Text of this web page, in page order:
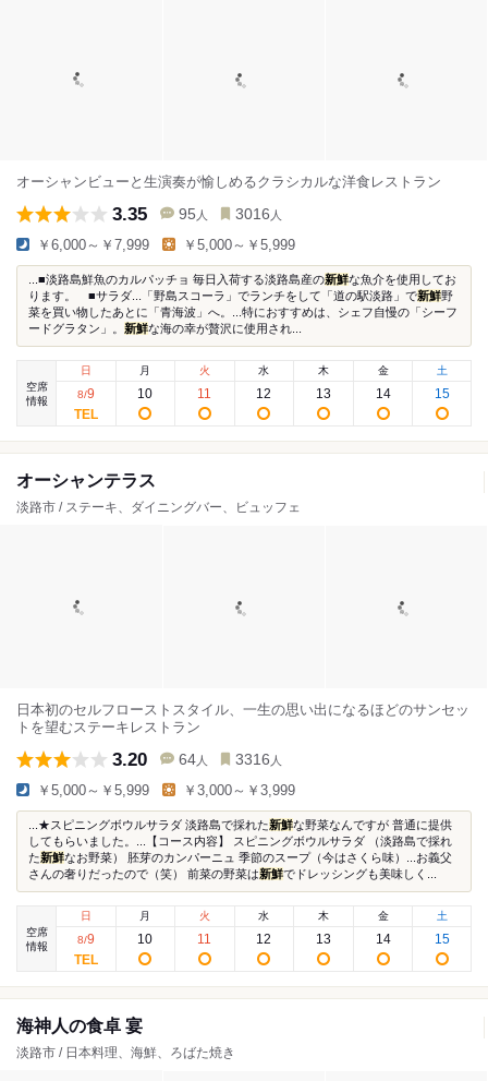
オーシャンビューと生演奏が愉しめるクラシカルな洋食レストラン
3.35 95 人 3016 人
￥6,000～￥7,999 ￥5,000～￥5,999
...■淡路島鮮魚のカルパッチョ 毎日入荷する淡路島産の新鮮な魚介を使用してお
ります。 ■サラダ...「野島スコーラ」でランチをして「道の駅淡路」で新鮮野
菜を買い物したあとに「青海波」へ。...特におすすめは、シェフ自慢の「シーフ
ードグラタン」。 新鮮な海の幸が贅沢に使用され...
空席
情報
日
8/9
月
10
火
11
水
12
木
13
金
14
土
15
オーシャンテラス
淡路市 / ステーキ、ダイニングバー、ビュッフェ
日本初のセルフローストスタイル、一生の思い出になるほどのサンセッ
トを望むステーキレストラン
3.20 64 人 3316 人
￥5,000～￥5,999 ￥3,000～￥3,999
...★スピニングボウルサラダ 淡路島で採れた新鮮な野菜なんですが 普通に提供
してもらいました。...【コース内容】 スピニングボウルサラダ （淡路島で採れ
た新鮮なお野菜） 胚芽のカンパーニュ 季節のスープ（今はさくら味）...お義父
さんの奢りだったので（笑） 前菜の野菜は新鮮でドレッシングも美味しく...
空席
情報
日
8/9
月
10
火
11
水
12
木
13
金
14
土
15
海神人の食卓 宴
淡路市 / 日本料理、海鮮、ろばた焼き